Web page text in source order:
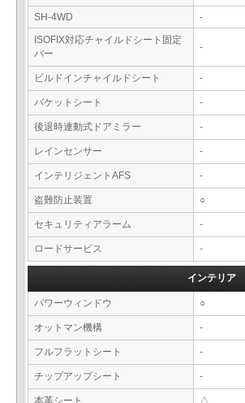
SH-4WD
-
ISOFIX対応チャイルドシート固定
バー
-
ビルドインチャイルドシート -
バケットシート -
後退時連動式ドアミラー -
レインセンサー -
インテリジェントAFS -
盗難防止装置 ○
セキュリティアラーム -
ロードサービス -
インテリア
パワーウィンドウ ○
オットマン機構 -
フルフラットシート -
チップアップシート -
本革シート △